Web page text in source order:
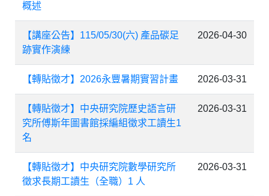
概述
【講座公告】115/05/30(六) 產品碳足
跡實作演練
2026-04-30
【轉貼徵才】2026永豐暑期實習計畫 2026-03-31
【轉貼徵才】中央研究院歷史語言研
究所傅斯年圖書館採編組徵求工讀生1
名
2026-03-31
【轉貼徵才】中央研究院數學研究所
徵求長期工讀生（全職）1 人
2026-03-31